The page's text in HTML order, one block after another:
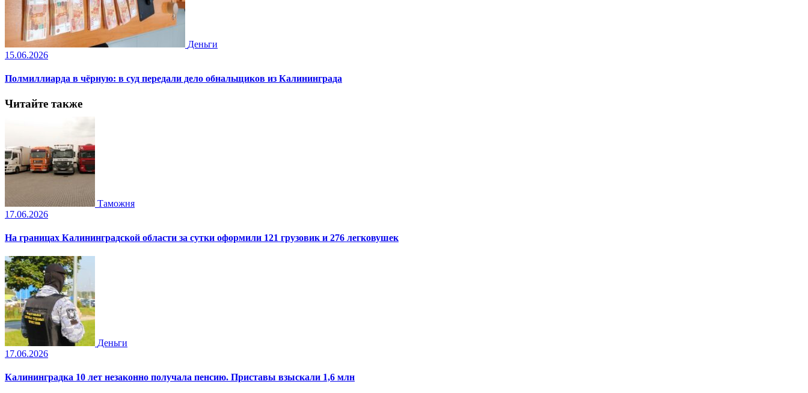
Деньги
15.06.2026
Полмиллиарда в чёрную: в суд передали дело обнальщиков из Калининграда
Читайте также
Таможня
17.06.2026
На границах Калининградской области за сутки оформили 121 грузовик и 276 легковушек
Деньги
17.06.2026
Калининградка 10 лет незаконно получала пенсию. Приставы взыскали 1,6 млн